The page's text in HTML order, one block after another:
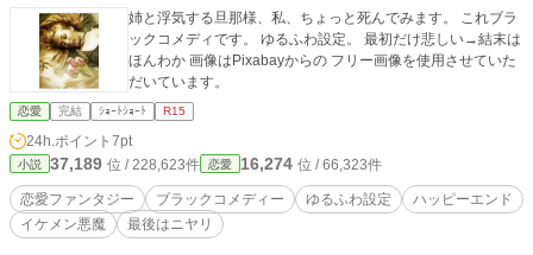
ァンタジーから恋愛に変更致しました。 ※９０話くらいま
では全く甘さはありません。ほぼファンタジー寄りです。
※Ｒ−１５からＲ−１８に変更するかもしれません。ご了承下
さいませ。まだ未定ですが、話は（※）で区切りますので苦
書きますので、何卒温かくお見守り下さいませ。細かい描写
も苦手なので何卒宜しくお願い致します。
姉と浮気する旦那様、私、ちょっと死んでみます。 これブラ
ックコメディです。 ゆるふわ設定。 最初だけ悲しい→結末は
ほんわか 画像はPixabayからの フリー画像を使用させていた
だいています。
恋愛 完結 ｼｮｰﾄｼｮｰﾄ R15
24h.ポイント 7pt
小説 37,189 位 / 228,623件 恋愛 16,274 位 / 66,323件
恋愛ファンタジー ブラックコメディー ゆるふわ設定
ハッピーエンド
イケメン悪魔
最後はニヤリ